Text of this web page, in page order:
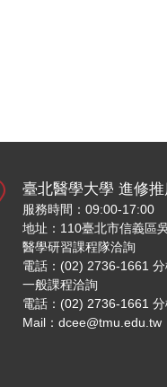
臺北醫學大學 進修
服務時間：09:00-17:00
地址：110臺北市信義區
醫學研習課程隊洽詢
電話：(02) 2736-1661
一般課程洽詢
電話：(02) 2736-1661
Mail：dcee@tmu.edu.tw